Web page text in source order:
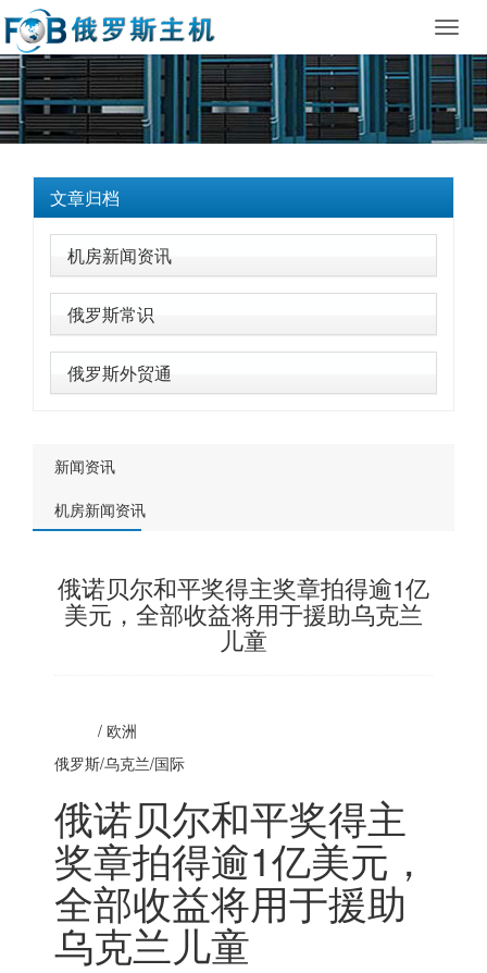
文章归档
机房新闻资讯
俄罗斯常识
俄罗斯外贸通
新闻资讯
机房新闻资讯
俄诺贝尔和平奖得主奖章拍得逾1亿
美元，全部收益将用于援助乌克兰
儿童
/ 欧洲
俄罗斯/乌克兰/国际
俄诺贝尔和平奖得主
奖章拍得逾1亿美元，
全部收益将用于援助
乌克兰儿童